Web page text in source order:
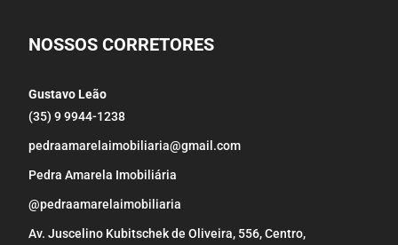
NOSSOS CORRETORES
Gustavo Leão
(35) 9 9944-1238
pedraamarelaimobiliaria@gmail.com
Pedra Amarela Imobiliária
@pedraamarelaimobiliaria
Av. Juscelino Kubitschek de Oliveira, 556, Centro,